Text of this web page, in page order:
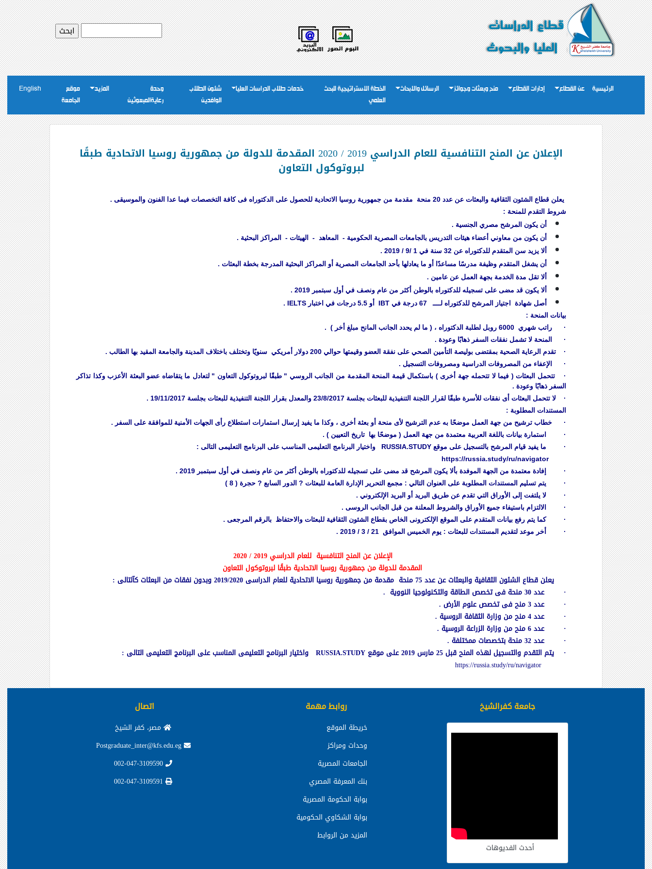
الرئيسية عن القطاع إدارات القطاع منح وبعثات وجوائز الرسائل والابحاث
الخطة الاستراتيجية للبحث
العلمي
خدمات طلاب الدراسات العليا
شئون الطلاب
الوافدين
وحدة
رعايةالمبعوثين
المزيد
موقع
الجامعة
English
الإعلان عن المنح التنافسية للعام الدراسي 2019 / 2020 المقدمة للدولة من جمهورية روسيا الاتحادية طبقًا
لبروتوكول التعاون
يعلن قطاع الشئون الثقافية والبعثات عن عدد 20 منحة مقدمة من جمهورية روسيا الاتحادية للحصول على الدكتوراه فى كافة التخصصات فيما عدا الفنون والموسيقى .
شروط التقدم للمنحة :
أن يكون المرشح مصري الجنسية .
أن يكون من معاوني أعضاء هيئات التدريس بالجامعات المصرية الحكومية - المعاهد - الهيئات - المراكز البحثية .
ألا يزيد سن المتقدم للدكتوراه عن 32 سنة في 1 /9 / 2019 .
أن يشغل المتقدم وظيفة مدرسًا مساعدًا أو ما يعادلها بأحد الجامعات المصرية أو المراكز البحثية المدرجة بخطة البعثات .
ألا تقل مدة الخدمة بجهة العمل عن عامين .
ألا يكون قد مضى على تسجيله للدكتوراه بالوطن أكثر من عام ونصف في أول سبتمبر 2019 .
أصل شهادة اجتياز المرشح للدكتوراه لــــ 67 درجة في IBT أو 5.5 درجات في اختبار IELTS .
بيانات المنحة :
· راتب شهري 6000 روبل لطلبة الدكتوراه ، ( ما لم يحدد الجانب المانح مبلغ أخر ) .
· المنحة لا تشمل نفقات السفر ذهابًا وعودة .
· تقدم الرعاية الصحية بمقتضى بوليصة التأمين الصحي على نفقة العضو وقيمتها حوالي 200 دولار أمريكي سنويًا وتختلف باختلاف المدينة والجامعة المقيد بها الطالب .
· الإعفاء من المصروفات الدراسية ومصروفات التسجيل .
· تتحمل البعثات ( فيما لا تتحمله جهة أخرى ) باستكمال قيمة المنحة المقدمة من الجانب الروسي " طبقًا لبروتوكول التعاون " لتعادل ما يتقاضاه عضو البعثة الأعزب وكذا تذاكر
السفر ذهابًا وعودة .
· لا تتحمل البعثات أى نفقات للأسرة طبقًا لقرار اللجنة التنفيذية للبعثات بجلسة 23/8/2017 والمعدل بقرار اللجنة التنفيذية للبعثات بجلسة 19/11/2017 .
المستندات المطلوبة :
· خطاب ترشيح من جهة العمل موضحًا به عدم الترشيح لأى منحة أو بعثة أخرى ، وكذا ما يفيد إرسال استمارات استطلاع رأى الجهات الأمنية للموافقة على السفر .
· استمارة بيانات باللغة العربية معتمدة من جهة العمل ( موضحًا بها تاريخ التعيين ) .
· ما يفيد قيام المرشح بالتسجيل على موقع RUSSIA.STUDY واختيار البرنامج التعليمى المناسب على البرنامج التعليمى التالى :
https://russia.study/ru/navigator
· إفادة معتمدة من الجهة الموفدة بألا يكون المرشح قد مضى على تسجيله للدكتوراه بالوطن أكثر من عام ونصف في أول سبتمبر 2019 .
· يتم تسليم المستندات المطلوبة على العنوان التالي : مجمع التحرير الإدارة العامة للبعثات ? الدور السابع ? حجرة ( 8 )
· لا يلتفت إلى الأوراق التي تقدم عن طريق البريد أو البريد الإلكتروني .
· الالتزام باستيفاء جميع الأوراق والشروط المعلنة من قبل الجانب الروسى .
· كما يتم رفع بيانات المتقدم على الموقع الإلكترونى الخاص بقطاع الشئون الثقافية للبعثات والاحتفاظ بالرقم المرجعى .
· أخر موعد لتقديم المستندات للبعثات : يوم الخميس الموافق 21 / 3 / 2019 .
الإعلان عن المنح التنافسية للعام الدراسي 2019 / 2020
المقدمة للدولة من جمهورية روسيا الاتحادية طبقًا لبروتوكول التعاون
يعلن قطاع الشئون الثقافية والبعثات عن عدد 75 منحة مقدمة من جمهورية روسيا الاتحادية للعام الدراسى 2019/2020 وبدون نفقات من البعثات كآلتالى :
· عدد 30 منحة فى تخصص الطاقة والتكنولوجيا النووية .
· عدد 3 منح فى تخصص علوم الأرض .
· عدد 4 منح من وزارة الثقافة الروسية .
· عدد 6 منح من وزارة الزراعة الروسية .
· عدد 32 منحة بتخصصات ممختلفة .
· يتم التقدم والتسجيل لهذه المنح قبل 25 مارس 2019 على موقع RUSSIA.STUDY واختيار البرنامج التعليمى المناسب على البرنامج التعليمى التالى :
جامعة كفرالشيخ
أحدث الفديوهات
روابط مهمة
خريطة الموقع
وحدات ومراكز
الجامعات المصرية
بنك المعرفة المصري
بوابة الحكومة المصرية
بوابة الشكاوي الحكومية
المزيد من الروابط
اتصال
مصر، كفر الشيخ
Postgraduate_inter@kfs.edu.eg